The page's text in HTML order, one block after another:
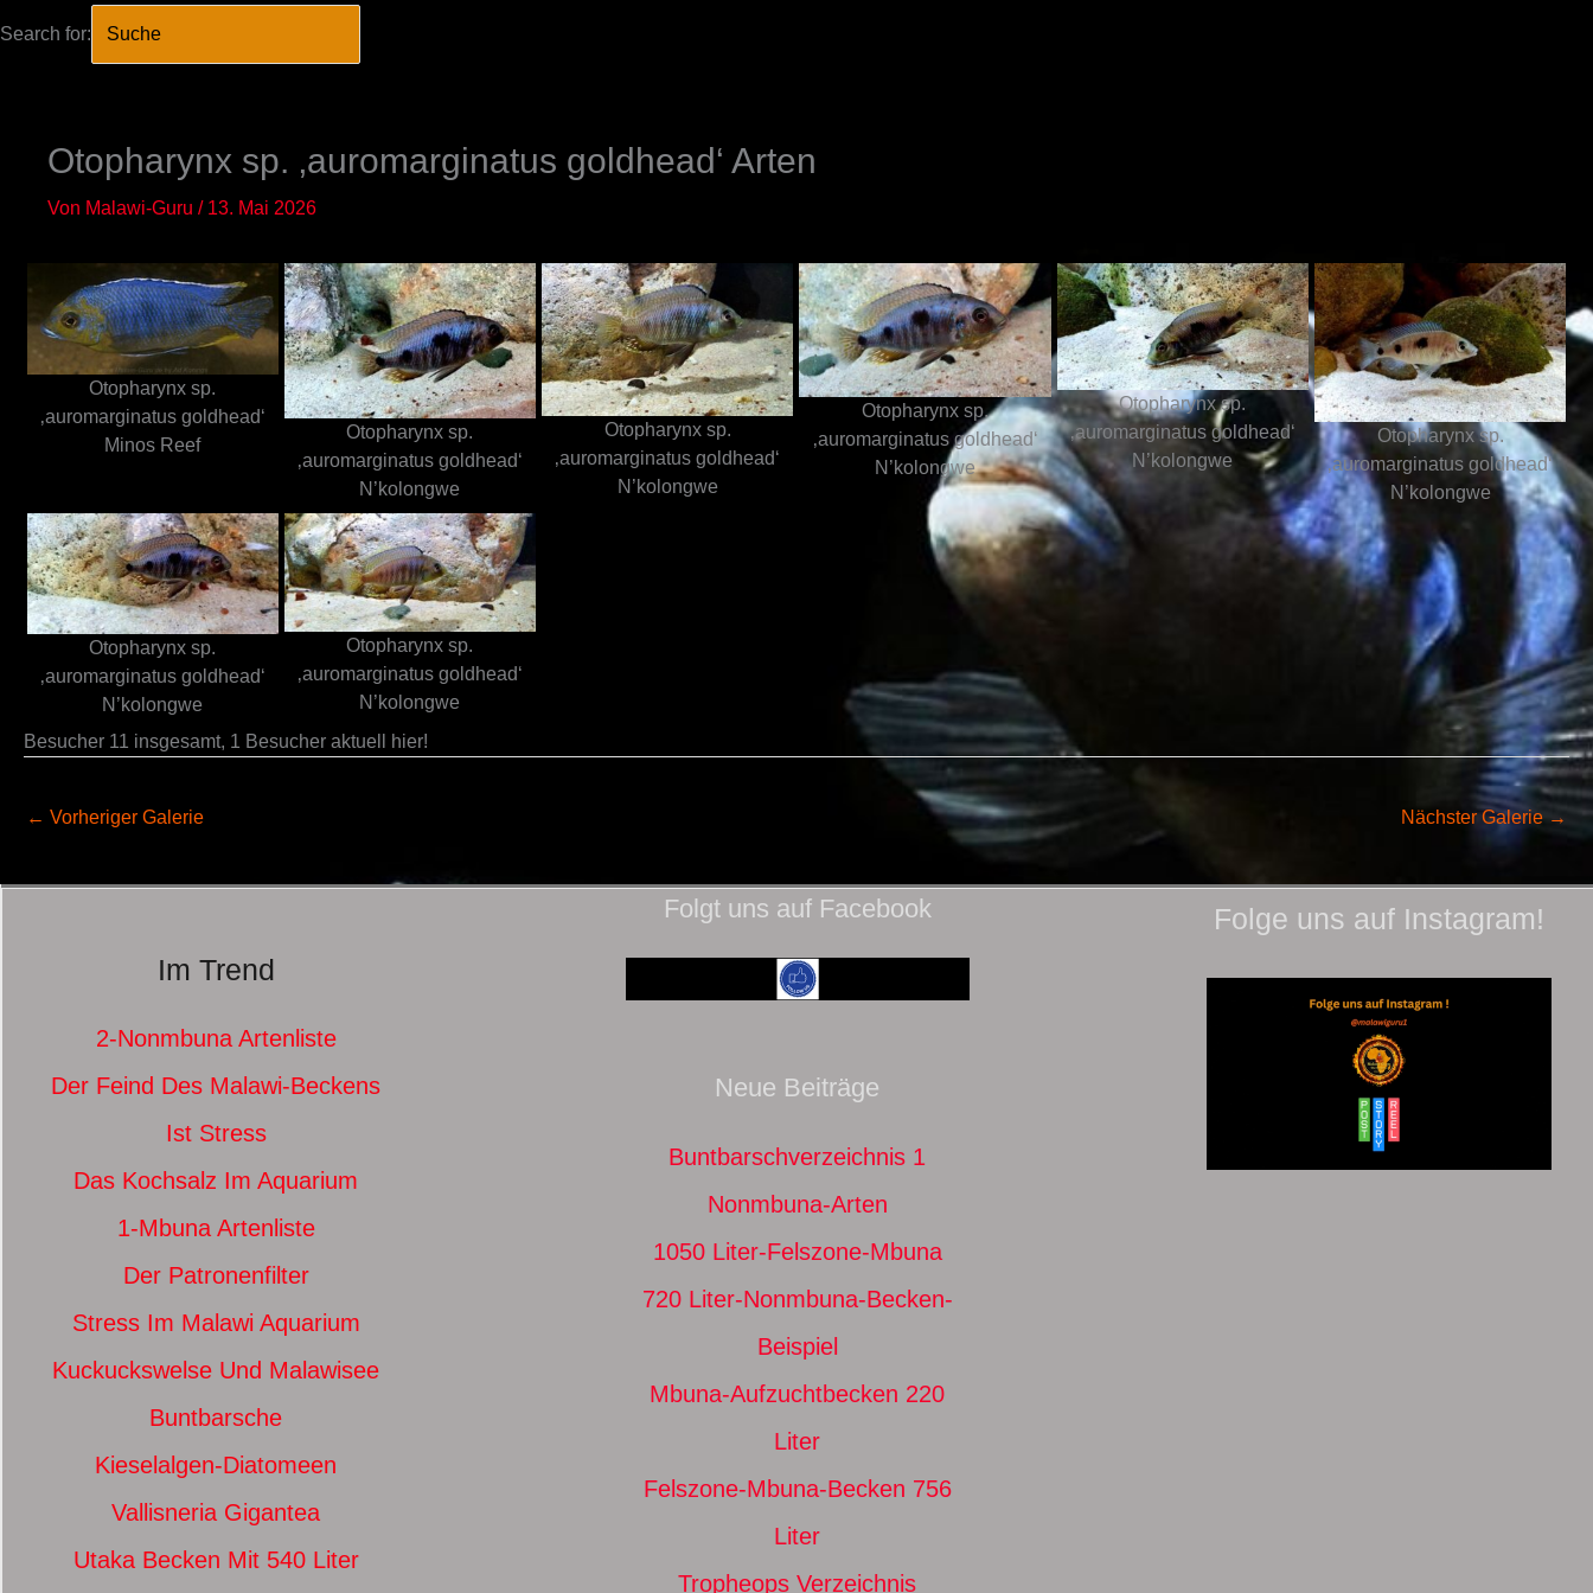
Search for:
Otopharynx sp. ‚auromarginatus goldhead‘ Arten
Von Malawi-Guru / 13. Mai 2026
Otopharynx sp.
‚auromarginatus goldhead‘
Minos Reef
Otopharynx sp.
‚auromarginatus goldhead‘
N’kolongwe
Otopharynx sp.
‚auromarginatus goldhead‘
N’kolongwe
Otopharynx sp.
‚auromarginatus goldhead‘
N’kolongwe
Otopharynx sp.
‚auromarginatus goldhead‘
N’kolongwe
Otopharynx sp.
‚auromarginatus goldhead‘
N’kolongwe
Otopharynx sp.
‚auromarginatus goldhead‘
N’kolongwe
Otopharynx sp.
‚auromarginatus goldhead‘
N’kolongwe
Besucher 11 insgesamt, 1 Besucher aktuell hier!
← Vorheriger Galerie Nächster Galerie →
Im Trend
2-Nonmbuna Artenliste
Der Feind Des Malawi-Beckens
Ist Stress
Das Kochsalz Im Aquarium
1-Mbuna Artenliste
Der Patronenfilter
Stress Im Malawi Aquarium
Kuckuckswelse Und Malawisee
Buntbarsche
Kieselalgen-Diatomeen
Vallisneria Gigantea
Utaka Becken Mit 540 Liter
Folgt uns auf Facebook
Neue Beiträge
Buntbarschverzeichnis 1
Nonmbuna-Arten
1050 Liter-Felszone-Mbuna
720 Liter-Nonmbuna-Becken-
Beispiel
Mbuna-Aufzuchtbecken 220
Liter
Felszone-Mbuna-Becken 756
Liter
Tropheops Verzeichnis
Folge uns auf Instagram!